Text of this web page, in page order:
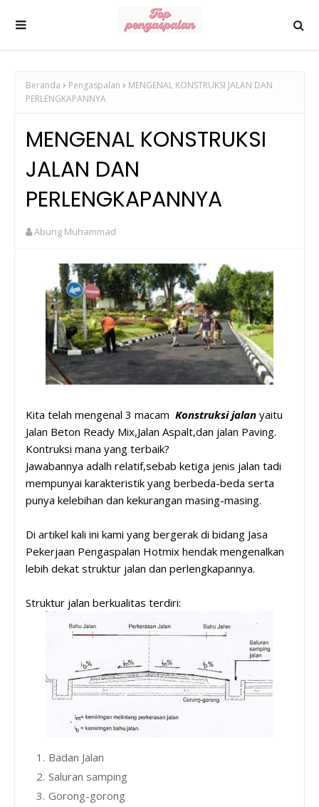
Beranda Pengaspalan
MENGENAL KONSTRUKSI JALAN DAN
PERLENGKAPANNYA
MENGENAL KONSTRUKSI
JALAN DAN
PERLENGKAPANNYA
Abung Muhammad
Kita telah mengenal 3 macam Konstruksi jalan yaitu
Jalan Beton Ready Mix,Jalan Aspalt,dan jalan Paving.
Kontruksi mana yang terbaik?
Jawabannya adalh relatif,sebab ketiga jenis jalan tadi
mempunyai karakteristik yang berbeda-beda serta
punya kelebihan dan kekurangan masing-masing.
Di artikel kali ini kami yang bergerak di bidang Jasa
Pekerjaan Pengaspalan Hotmix hendak mengenalkan
lebih dekat struktur jalan dan perlengkapannya.
Struktur jalan berkualitas terdiri:
Badan Jalan
Saluran samping
Gorong-gorong